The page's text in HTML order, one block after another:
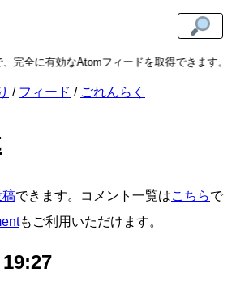
完全に有効なAtomフィードを取得できます。
フィード ごれんらく
稿できます。コメント一覧はこちらで
もご利用いただけます。